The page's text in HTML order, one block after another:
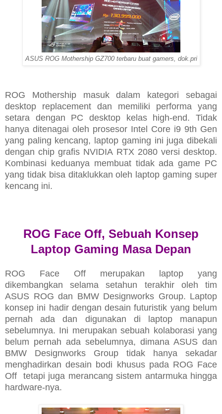
ASUS ROG Mothership GZ700 terbaru buat gamers, dok.pri
ROG Mothership masuk dalam kategori sebagai
desktop replacement dan memiliki performa yang
setara dengan PC desktop kelas high-end. Tidak
hanya ditenagai oleh prosesor Intel Core i9 9th Gen
yang paling kencang, laptop gaming ini juga dibekali
dengan chip grafis NVIDIA RTX 2080 versi desktop.
Kombinasi keduanya membuat tidak ada game PC
yang tidak bisa ditaklukkan oleh laptop gaming super
kencang ini.
ROG Face Off, Sebuah Konsep
Laptop Gaming Masa Depan
ROG Face Off merupakan laptop yang
dikembangkan selama setahun terakhir oleh tim
ASUS ROG dan BMW Designworks Group. Laptop
konsep ini hadir dengan desain futuristik yang belum
pernah ada dan digunakan di laptop manapun
sebelumnya. Ini merupakan sebuah kolaborasi yang
belum pernah ada sebelumnya, dimana ASUS dan
BMW Designworks Group tidak hanya sekadar
menghadirkan desain bodi khusus pada ROG Face
Off tetapi juga merancang sistem antarmuka hingga
hardware-nya.